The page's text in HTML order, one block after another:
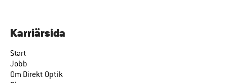
Karriärsida
Start
Jobb
Om Direkt Optik